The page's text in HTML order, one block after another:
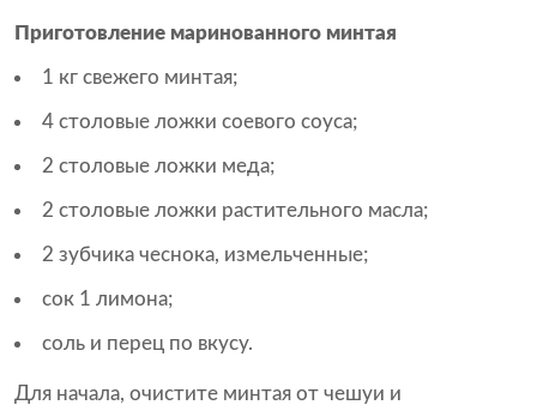
Приготовление маринованного минтая
1 кг свежего минтая;
4 столовые ложки соевого соуса;
2 столовые ложки меда;
2 столовые ложки растительного масла;
2 зубчика чеснока, измельченные;
сок 1 лимона;
соль и перец по вкусу.
Для начала, очистите минтая от чешуи и